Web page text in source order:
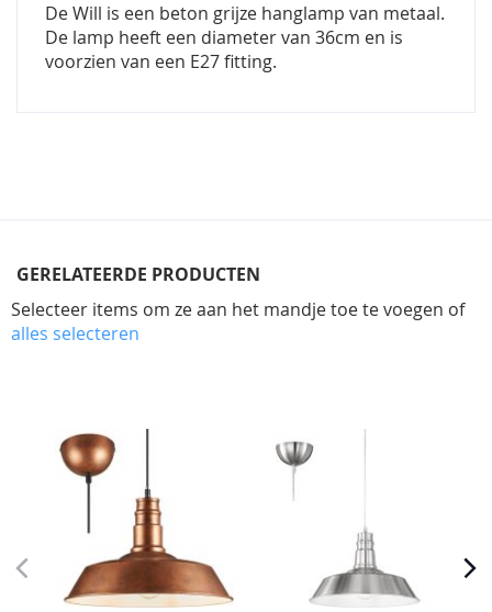
De Will is een beton grijze hanglamp van metaal.
De lamp heeft een diameter van 36cm en is
voorzien van een E27 fitting.
GERELATEERDE PRODUCTEN
Selecteer items om ze aan het mandje toe te voegen of
alles selecteren